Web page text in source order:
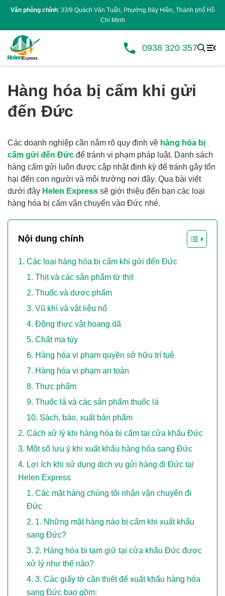
Văn phòng chính: 33/9 Quách Văn Tuấn, Phường Bảy Hiền, Thành phố Hồ
Chí Minh
0938 320 357
Hàng hóa bị cấm khi gửi
đến Đức
Các doanh nghiệp cần nắm rõ quy định về hàng hóa bị
cấm gửi đến Đức để tránh vi phạm pháp luật. Danh sách
hàng cấm gửi luôn được cập nhật định kỳ để tránh gây tổn
hại đến con người và môi trường nơi đây. Qua bài viết
dưới đây Helen Express sẽ giới thiệu đến bạn các loại
hàng hóa bị cấm vận chuyển vào Đức nhé.
Nội dung chính
Các loại hàng hóa bị cấm khi gửi đến Đức
Thịt và các sản phẩm từ thịt
Thuốc và dược phẩm
Vũ khí và vật liệu nổ
Động thực vật hoang dã
Chất ma túy
Hàng hóa vi phạm quyền sở hữu trí tuệ
Hàng hóa vi phạm an toàn
Thực phẩm
Thuốc lá và các sản phẩm thuốc lá
Sách, báo, xuất bản phẩm
Cách xử lý khi hàng hóa bị cấm tại cửa khẩu Đức
Một số lưu ý khi xuất khẩu hàng hóa sang Đức
Lợi ích khi sử dụng dịch vụ gửi hàng đi Đức tại
Helen Express
Các mặt hàng chúng tôi nhận vận chuyển đi
Đức
1. Những mặt hàng nào bị cấm khi xuất khẩu
sang Đức?
2. Hàng hóa bị tạm giữ tại cửa khẩu Đức được
xử lý như thế nào?
3. Các giấy tờ cần thiết để xuất khẩu hàng hóa
sang Đức bao gồm: